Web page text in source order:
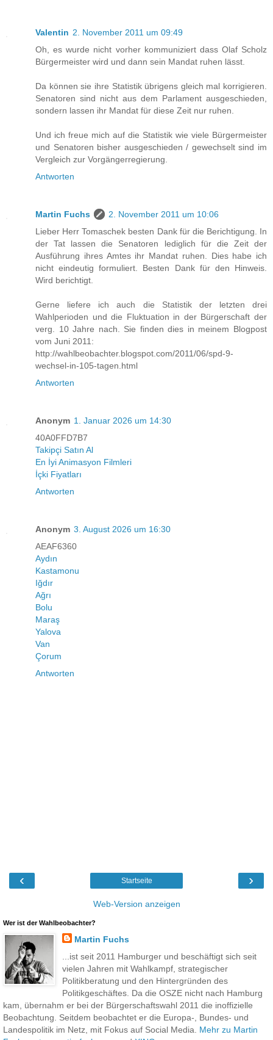
Valentin 2. November 2011 um 09:49
Oh, es wurde nicht vorher kommuniziert dass Olaf Scholz
Bürgermeister wird und dann sein Mandat ruhen lässt.
Da können sie ihre Statistik übrigens gleich mal korrigieren.
Senatoren sind nicht aus dem Parlament ausgeschieden,
sondern lassen ihr Mandat für diese Zeit nur ruhen.
Und ich freue mich auf die Statistik wie viele Bürgermeister
und Senatoren bisher ausgeschieden / gewechselt sind im
Vergleich zur Vorgängerregierung.
Antworten
Martin Fuchs
2. November 2011 um 10:06
Lieber Herr Tomaschek besten Dank für die Berichtigung. In
der Tat lassen die Senatoren lediglich für die Zeit der
Ausführung ihres Amtes ihr Mandat ruhen. Dies habe ich
nicht eindeutig formuliert. Besten Dank für den Hinweis.
Wird berichtigt.
Gerne liefere ich auch die Statistik der letzten drei
Wahlperioden und die Fluktuation in der Bürgerschaft der
verg. 10 Jahre nach. Sie finden dies in meinem Blogpost
vom Juni 2011:
http://wahlbeobachter.blogspot.com/2011/06/spd-9-
wechsel-in-105-tagen.html
Antworten
Anonym 1. Januar 2026 um 14:30
40A0FFD7B7
Takipçi Satın Al
En İyi Animasyon Filmleri
İçki Fiyatları
Antworten
Anonym 3. August 2026 um 16:30
AEAF6360
Aydın
Kastamonu
Iğdır
Ağrı
Bolu
Maraş
Yalova
Van
Çorum
Antworten
‹ ›
Startseite
Web-Version anzeigen
Wer ist der Wahlbeobachter?
Martin Fuchs
...ist seit 2011 Hamburger und beschäftigt sich seit
vielen Jahren mit Wahlkampf, strategischer
Politikberatung und den Hintergründen des
Politikgeschäftes. Da die OSZE nicht nach Hamburg
kam, übernahm er bei der Bürgerschaftswahl 2011 die inoffizielle
Beobachtung. Seitdem beobachtet er die Europa-, Bundes- und
Landespolitik im Netz, mit Fokus auf Social Media. Mehr zu Martin